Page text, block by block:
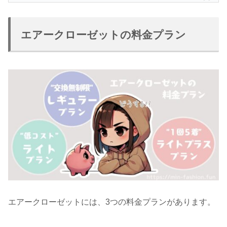
エアークローゼットの料金プラン
エアークローゼットには、3つの料金プランがあります。